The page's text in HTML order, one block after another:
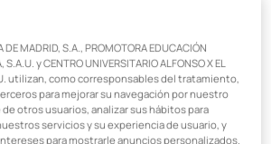
la
(MUE), así como su desarrollo,
legales establecidas al efecto,
Española de Medicina de Urgencias
Una sociedad que desde hace 30
pública y judicialmente la creación en
DE MADRID, S.A., PROMOTORA EDUCACIÓN
S.A.U. y CENTRO UNIVERSITARIO ALFONSO X EL
utilizan, como corresponsables del tratamiento,
para mejorar su navegación por nuestro
otros usuarios, analizar sus hábitos para
servicios y su experiencia de usuario, y
para mostrarle anuncios personalizados.